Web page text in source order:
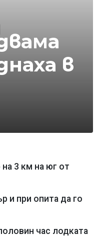
в
3 км на юг от
и при опита да го
час лодката